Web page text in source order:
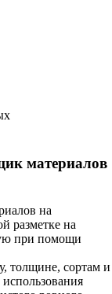
материалов
на
разметке на
при помощи
толщине, сортам и